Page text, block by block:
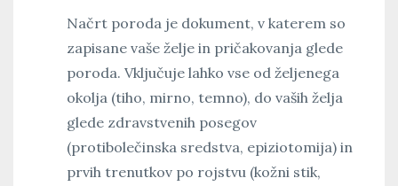
Načrt poroda je dokument, v katerem so
zapisane vaše želje in pričakovanja glede
poroda. Vključuje lahko vse od željenega
okolja (tiho, mirno, temno), do vaših želja
glede zdravstvenih posegov
(protibolečinska sredstva, epiziotomija) in
prvih trenutkov po rojstvu (kožni stik,